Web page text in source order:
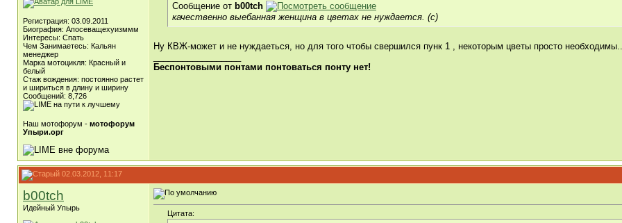
Регистрация: 03.09.2011
Биография: Апосеващехуизммм
Интересы: Спать
Чем Занимаетесь: Кальян
менеджер
Марка мотоцикля: Красный и
белый
Стаж вождения: постоянно растет
и шириться в длину и ширину
Сообщений: 8,726
Наш мотофорум - мотофорум
Упыри.орг
Сообщение от b00tch
качественно выебанная женщина в цветах не нуждается. (с)
Ну КВЖ-может и не нуждаеться, но для того чтобы свершился пунк 1 , некоторым цветы просто
Беспонтовыми понтами понтоваться понту нет!
02.03.2012, 11:17
b00tch
Идейный Упырь
Цитата: